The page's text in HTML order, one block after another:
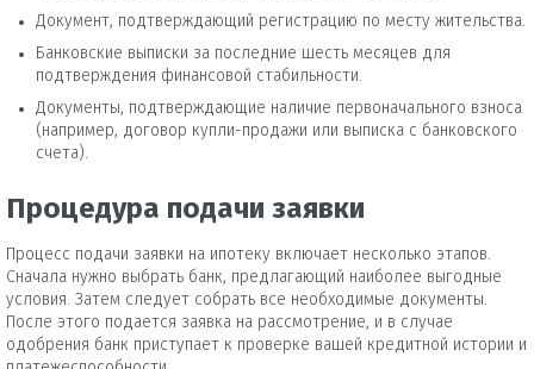
Документ, подтверждающий регистрацию по месту жительства.
Банковские выписки за последние шесть месяцев для
подтверждения финансовой стабильности.
Документы, подтверждающие наличие первоначального взноса
(например, договор купли-продажи или выписка с банковского
счета).
Процедура подачи заявки
Процесс подачи заявки на ипотеку включает несколько этапов.
Сначала нужно выбрать банк, предлагающий наиболее выгодные
условия. Затем следует собрать все необходимые документы.
После этого подается заявка на рассмотрение, и в случае
одобрения банк приступает к проверке вашей кредитной истории и